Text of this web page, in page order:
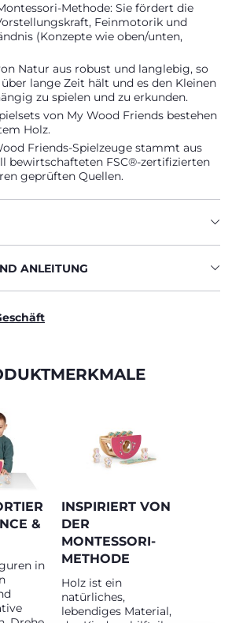
Methode: Sie fördert die
Feinmotorik und
(Konzepte wie oben/unten,
Natur aus robust und langlebig, so
lange Zeit hält und es den Kleinen
zu spielen und zu erkunden.
von My Wood Friends bestehen
Holz.
Friends-Spielzeuge stammt aus
bewirtschafteten FSC®-zertifizierten
geprüften Quellen.
ANLEITUNG
&
in
INSPIRIERT VON
DER
MONTESSORI-
METHODE
Holz ist ein
natürliches,
lebendiges Material,